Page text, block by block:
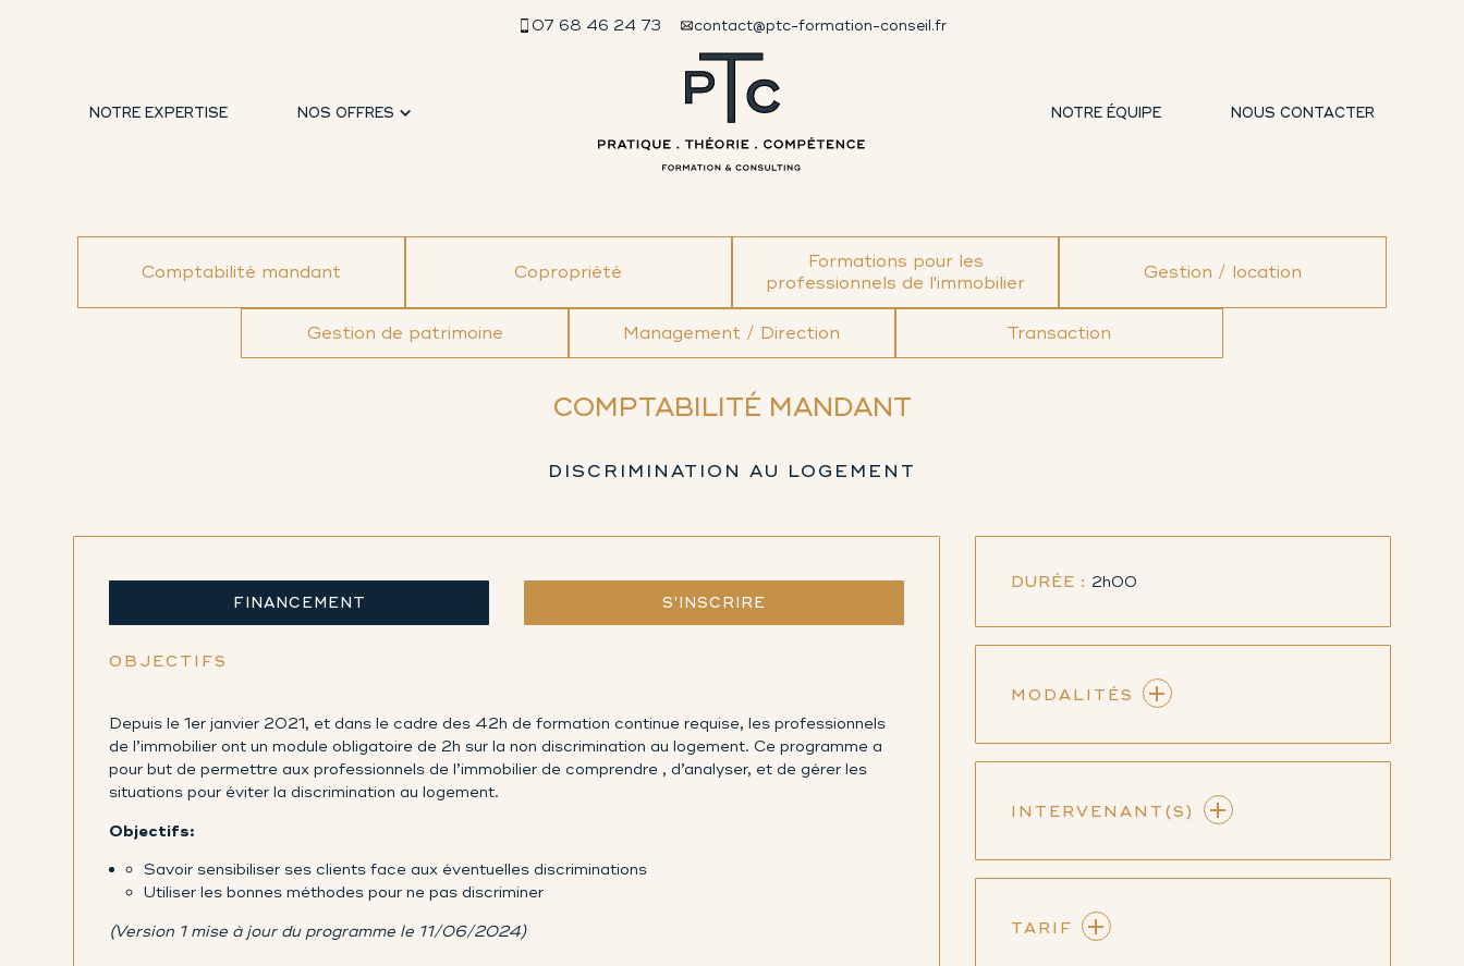
07 68 46 24 73 contact@ptc-formation-conseil.fr
NOTRE EXPERTISE NOS OFFRES NOTRE ÉQUIPE NOUS CONTACTER
Comptabilité mandant Copropriété
Formations pour les
professionnels de l'immobilier
Gestion / location
Gestion de patrimoine Management / Direction Transaction
COMPTABILITÉ MANDANT
DISCRIMINATION AU LOGEMENT
FINANCEMENT S'INSCRIRE
OBJECTIFS
Depuis le 1er janvier 2021, et dans le cadre des 42h de formation continue requise, les professionnels
de l’immobilier ont un module obligatoire de 2h sur la non discrimination au logement. Ce programme a
pour but de permettre aux professionnels de l’immobilier de comprendre , d’analyser, et de gérer les
situations pour éviter la discrimination au logement.
Objectifs:
Savoir sensibiliser ses clients face aux éventuelles discriminations
Utiliser les bonnes méthodes pour ne pas discriminer
(Version 1 mise à jour du programme le 11/06/2024)
DURÉE : 2h00
MODALITÉS
INTERVENANT(S)
TARIF